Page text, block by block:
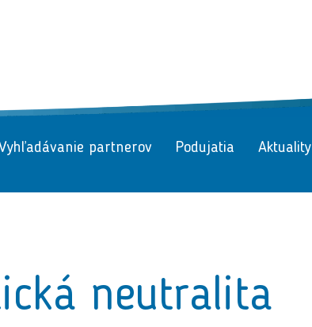
partnerov Podujatia Aktuality
neutralita